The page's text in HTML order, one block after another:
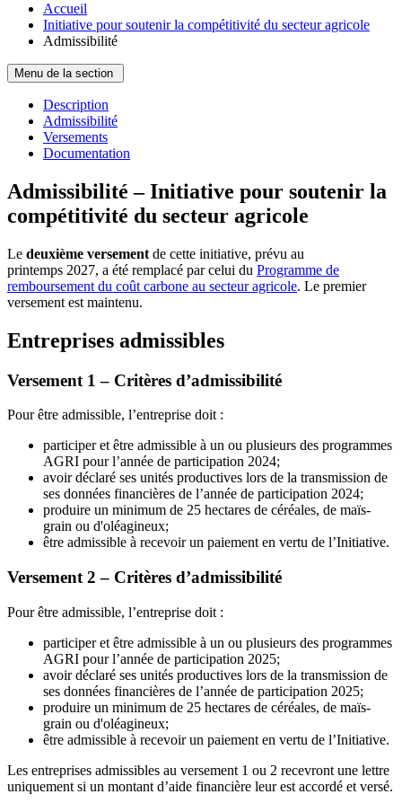
Accueil
Initiative pour soutenir la compétitivité du secteur agricole
Admissibilité
Menu de la section
Description
Admissibilité
Versements
Documentation
Admissibilité – Initiative pour soutenir la
compétitivité du secteur agricole
Le deuxième versement de cette initiative, prévu au
printemps 2027, a été remplacé par celui du Programme de
remboursement du coût carbone au secteur agricole. Le premier
versement est maintenu.
Entreprises admissibles
Versement 1 – Critères d’admissibilité
Pour être admissible, l’entreprise doit :
participer et être admissible à un ou plusieurs des programmes
AGRI pour l’année de participation 2024;
avoir déclaré ses unités productives lors de la transmission de
ses données financières de l’année de participation 2024;
produire un minimum de 25 hectares de céréales, de maïs-
grain ou d'oléagineux;
être admissible à recevoir un paiement en vertu de l’Initiative.
Versement 2 – Critères d’admissibilité
Pour être admissible, l’entreprise doit :
participer et être admissible à un ou plusieurs des programmes
AGRI pour l’année de participation 2025;
avoir déclaré ses unités productives lors de la transmission de
ses données financières de l’année de participation 2025;
produire un minimum de 25 hectares de céréales, de maïs-
grain ou d'oléagineux;
être admissible à recevoir un paiement en vertu de l’Initiative.
Les entreprises admissibles au versement 1 ou 2 recevront une lettre
uniquement si un montant d’aide financière leur est accordé et versé.